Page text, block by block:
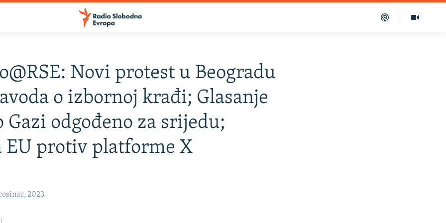
Novi protest u Beogradu
o izbornoj krađi; Glasanje
Gazi odgođeno za srijedu;
EU protiv platforme X
2023.